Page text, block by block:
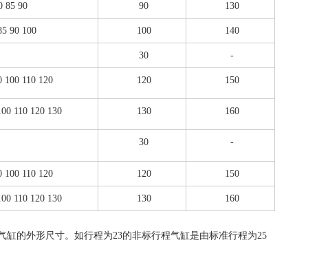
85 90 90 130
90 100 100 140
30 -
100 110 120 120 150
110 120 130 130 160
30 -
100 110 120 120 150
110 120 130 130
160
的外形尺寸。如行程为23的非标行程气缸是由标准行程为25